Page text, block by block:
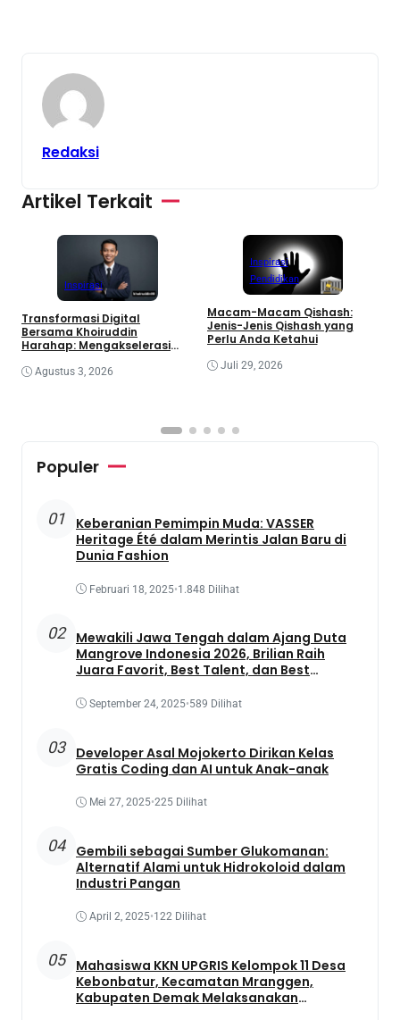
Redaksi
Artikel Terkait
Inspirasi
​Transformasi Digital
Bersama Khoiruddin
Harahap: Mengakselerasi
Ekosistem Kreator
Agustus 3, 2026
Inspirasi
Pendidikan
Macam-Macam Qishash:
Jenis-Jenis Qishash yang
Perlu Anda Ketahui
Juli 29, 2026
Populer
01
Keberanian Pemimpin Muda: VASSER
Heritage Été dalam Merintis Jalan Baru di
Dunia Fashion
Februari 18, 2025•1.848 Dilihat
02
Mewakili Jawa Tengah dalam Ajang Duta
Mangrove Indonesia 2026, Brilian Raih
Juara Favorit, Best Talent, dan Best
September 24, 2025•589 Dilihat
03
Developer Asal Mojokerto Dirikan Kelas
Gratis Coding dan AI untuk Anak-anak
Mei 27, 2025•225 Dilihat
04
Gembili sebagai Sumber Glukomanan:
Alternatif Alami untuk Hidrokoloid dalam
Industri Pangan
April 2, 2025•122 Dilihat
05
Mahasiswa KKN UPGRIS Kelompok 11 Desa
Kebonbatur, Kecamatan Mranggen,
Kabupaten Demak Melaksanakan